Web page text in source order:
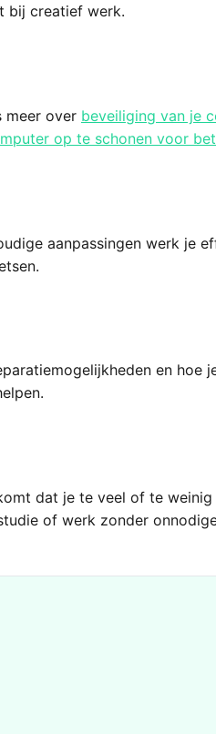
bij creatief werk.
meer over beveiliging van je
op te schonen voor
aanpassingen werk je
en hoe
dat je te veel of te
of werk zonder